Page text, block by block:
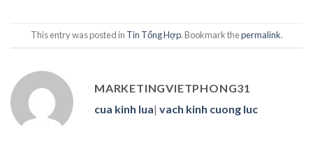
This entry was posted in Tin Tổng Hợp. Bookmark thepermalink.
MARKETINGVIETPHONG31
cua kinh lua| vach kinh cuong luc